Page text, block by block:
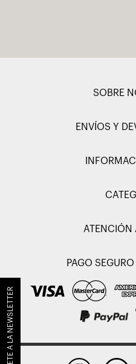
SOBRE
ENVÍOS Y
ATENCIÓN
PAGO
SUSCRÍBETE A LA NEWSLETTER